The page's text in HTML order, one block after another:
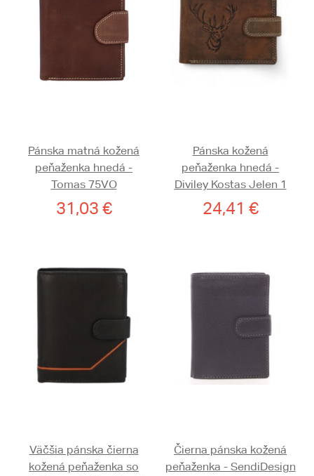
Pánska matná kožená
peňaženka hnedá -
Tomas 75VO
31,03 €
Pánska kožená
peňaženka hnedá -
Diviley Kostas Jelen 1
24,41 €
Väčšia pánska čierna
kožená peňaženka so
Čierna pánska kožená
peňaženka - SendiDesign